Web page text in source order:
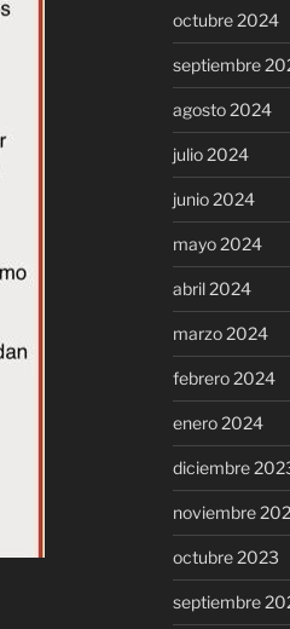
octubre 2024
septiembre
agosto 2024
julio 2024
junio 2024
mayo 2024
abril 2024
marzo 2024
febrero 2024
enero 2024
diciembre
noviembre
octubre 2023
septiembre